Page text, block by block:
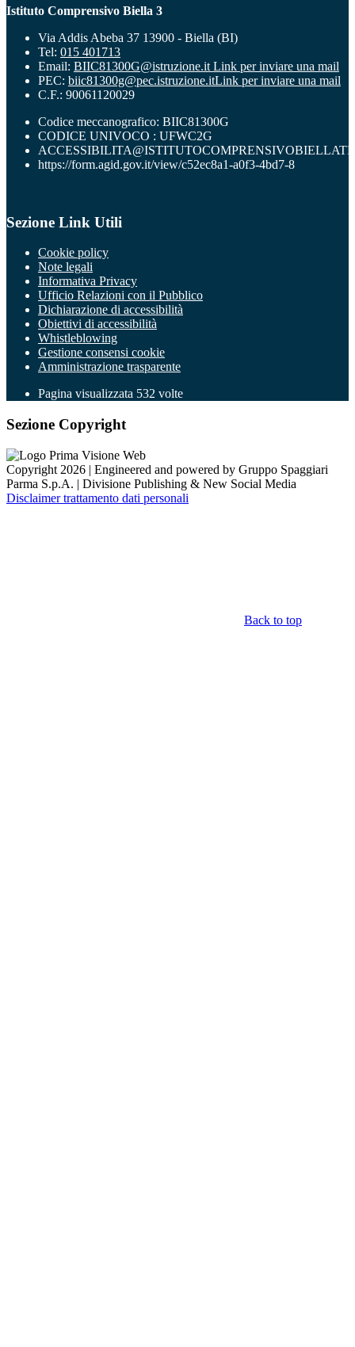
Istituto Comprensivo Biella 3
Via Addis Abeba 37 13900 - Biella (BI)
Tel: 015 401713
Email: BIIC81300G@istruzione.it Link per inviare una mail
PEC: biic81300g@pec.istruzione.itLink per inviare una mail
C.F.: 90061120029
Codice meccanografico: BIIC81300G
CODICE UNIVOCO : UFWC2G
https://form.agid.gov.it/view/c52ec8a1-a0f3-4bd7-8
Sezione Link Utili
Cookie policy
Note legali
Informativa Privacy
Ufficio Relazioni con il Pubblico
Dichiarazione di accessibilità
Obiettivi di accessibilità
Whistleblowing
Gestione consensi cookie
Amministrazione trasparente
Pagina visualizzata 532 volte
Sezione Copyright
Copyright 2026 | Engineered and powered by Gruppo Spaggiari
Parma S.p.A. | Divisione Publishing & New Social Media
Disclaimer trattamento dati personali
Back to top